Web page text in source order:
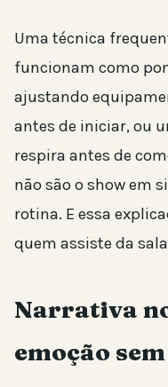
Uma técnica
funcionam como
ajustando
antes de iniciar, ou
respira antes de
não são o show em
rotina. E essa
quem assiste da
Narrativa
emoção